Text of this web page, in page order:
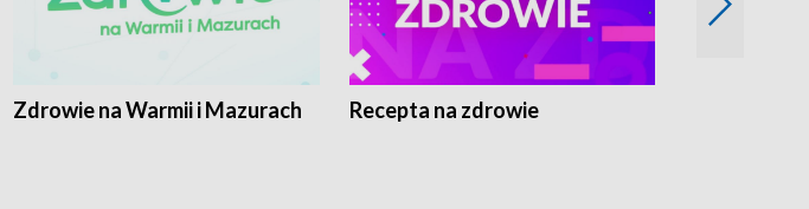
Zdrowie na Warmii i Mazurach Recepta na zdrowie